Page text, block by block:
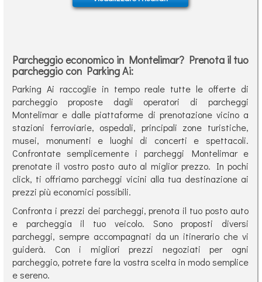
Parcheggio economico in Montelimar? Prenota il tuo
parcheggio con Parking Ai:
Parking Ai raccoglie in tempo reale tutte le offerte di
parcheggio proposte dagli operatori di parcheggi
Montelimar e dalle piattaforme di prenotazione vicino a
stazioni ferroviarie, ospedali, principali zone turistiche,
musei, monumenti e luoghi di concerti e spettacoli.
Confrontate semplicemente i parcheggi Montelimar e
prenotate il vostro posto auto al miglior prezzo. In pochi
click, ti offriamo parcheggi vicini alla tua destinazione ai
prezzi più economici possibili.
Confronta i prezzi dei parcheggi, prenota il tuo posto auto
e parcheggia il tuo veicolo. Sono proposti diversi
parcheggi, sempre accompagnati da un itinerario che vi
guiderà. Con i migliori prezzi negoziati per ogni
parcheggio, potrete fare la vostra scelta in modo semplice
e sereno.